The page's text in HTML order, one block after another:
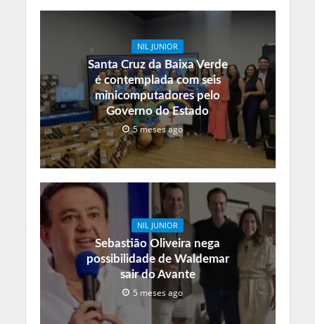
NIL JUNIOR
Santa Cruz da Baixa Verde
é contemplada com seis
minicomputadores pelo
Governo do Estado
5 meses ago
NIL JUNIOR
Sebastião Oliveira nega
possibilidade de Waldemar
sair do Avante
5 meses ago